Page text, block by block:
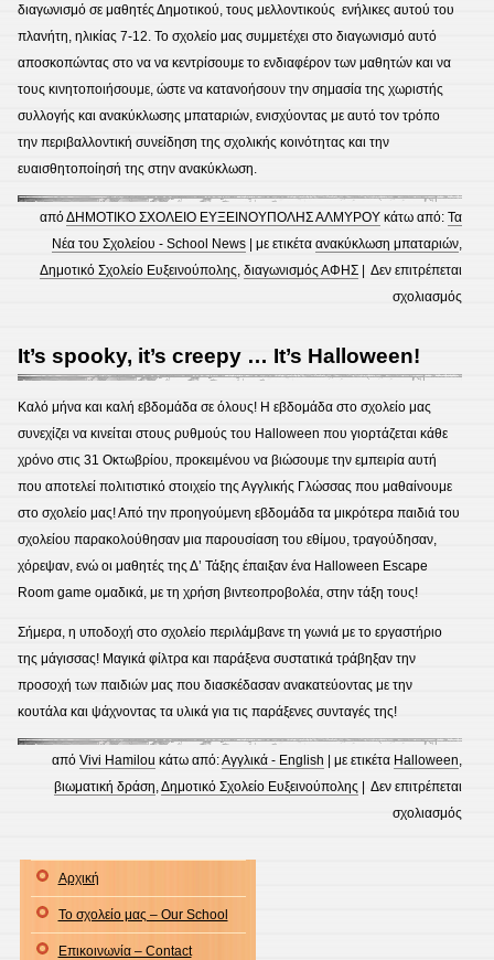
διαγωνισμό σε μαθητές Δημοτικού, τους μελλοντικούς ενήλικες αυτού του
πλανήτη, ηλικίας 7-12. Το σχολείο μας συμμετέχει στο διαγωνισμό αυτό
αποσκοπώντας στο να να κεντρίσουμε το ενδιαφέρον των μαθητών και να
τους κινητοποιήσουμε, ώστε να κατανοήσουν την σημασία της χωριστής
συλλογής και ανακύκλωσης μπαταριών, ενισχύοντας με αυτό τον τρόπο
την περιβαλλοντική συνείδηση της σχολικής κοινότητας και την
ευαισθητοποίησή της στην ανακύκλωση.
απόΔΗΜΟΤΙΚΟ ΣΧΟΛΕΙΟ ΕΥΞΕΙΝΟΥΠΟΛΗΣ ΑΛΜΥΡΟΥ κάτω από:Τα
Νέα του Σχολείου - School News | με ετικέταανακύκλωση μπαταριών,
Δημοτικό Σχολείο Ευξεινούπολης,διαγωνισμός ΑΦΗΣ |Δεν επιτρέπεται
σχολιασμός
It’s spooky, it’s creepy … It’s Halloween!
Καλό μήνα και καλή εβδομάδα σε όλους! Η εβδομάδα στο σχολείο μας
συνεχίζει να κινείται στους ρυθμούς του Halloween που γιορτάζεται κάθε
χρόνο στις 31 Οκτωβρίου, προκειμένου να βιώσουμε την εμπειρία αυτή
που αποτελεί πολιτιστικό στοιχείο της Αγγλικής Γλώσσας που μαθαίνουμε
στο σχολείο μας! Από την προηγούμενη εβδομάδα τα μικρότερα παιδιά του
σχολείου παρακολούθησαν μια παρουσίαση του εθίμου, τραγούδησαν,
χόρεψαν, ενώ οι μαθητές της Δ’ Τάξης έπαιξαν ένα Halloween Escape
Room game ομαδικά, με τη χρήση βιντεοπροβολέα, στην τάξη τους!
Σήμερα, η υποδοχή στο σχολείο περιλάμβανε τη γωνιά με το εργαστήριο
της μάγισσας! Μαγικά φίλτρα και παράξενα συστατικά τράβηξαν την
προσοχή των παιδιών μας που διασκέδασαν ανακατεύοντας με την
κουτάλα και ψάχνοντας τα υλικά για τις παράξενες συνταγές της!
απόVivi Hamilou κάτω από:Αγγλικά - English | με ετικέτα Halloween,
βιωματική δράση,Δημοτικό Σχολείο Ευξεινούπολης |Δεν επιτρέπεται
σχολιασμός
Αρχική
Το σχολείο μας – Our School
Επικοινωνία – Contact